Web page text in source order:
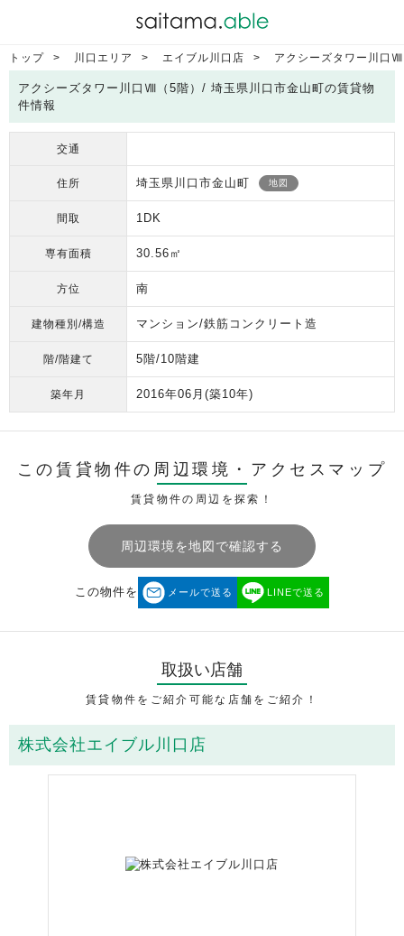
トップ 川口エリア エイブル川口店 アクシーズタワー川口
アクシーズタワー川口Ⅷ（5階）/ 埼玉県川口市金山町の賃貸物
件情報
交通
住所 埼玉県川口市金山町 地図
間取 1DK
専有面積 30.56㎡
方位 南
建物種別/構造 マンション/鉄筋コンクリート造
階/階建て 5階/10階建
築年月 2016年06月 (築10年)
この賃貸物件の周辺環境・ アクセスマップ
賃貸物件の周辺を探索！
周辺環境を地図で確認する
この物件を メールで送る LINEで送る
取扱い店舗
賃貸物件をご紹介可能な店舗をご紹介！
株式会社エイブル川口店